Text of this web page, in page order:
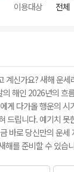
이용대상
전체
계신가요? 새해 운
해인 2026년의 흐
게 다가올 행운의
드립니다. 예기치
바로 당신만의 운
해를 준비할 수 있습